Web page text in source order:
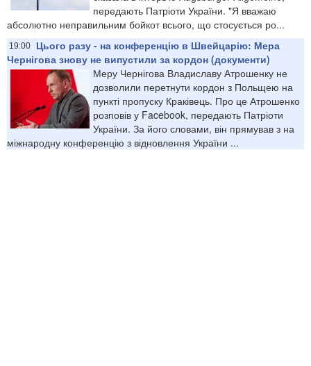
передають Патріоти України. "Я вважаю
абсолютно неправильним бойкот всього, що стосується ро...
19:00
Цього разу - на конференцію в Швейцарію: Мера
Чернігова знову не випустили за кордон (документи)
Меру Чернігова Владиславу Атрошенку не
дозволили перетнути кордон з Польщею на
пункті пропуску Краківець. Про це Атрошенко
розповів у Facebook, передають Патріоти
України. За його словами, він прямував з на
міжнародну конференцію з відновлення України ...